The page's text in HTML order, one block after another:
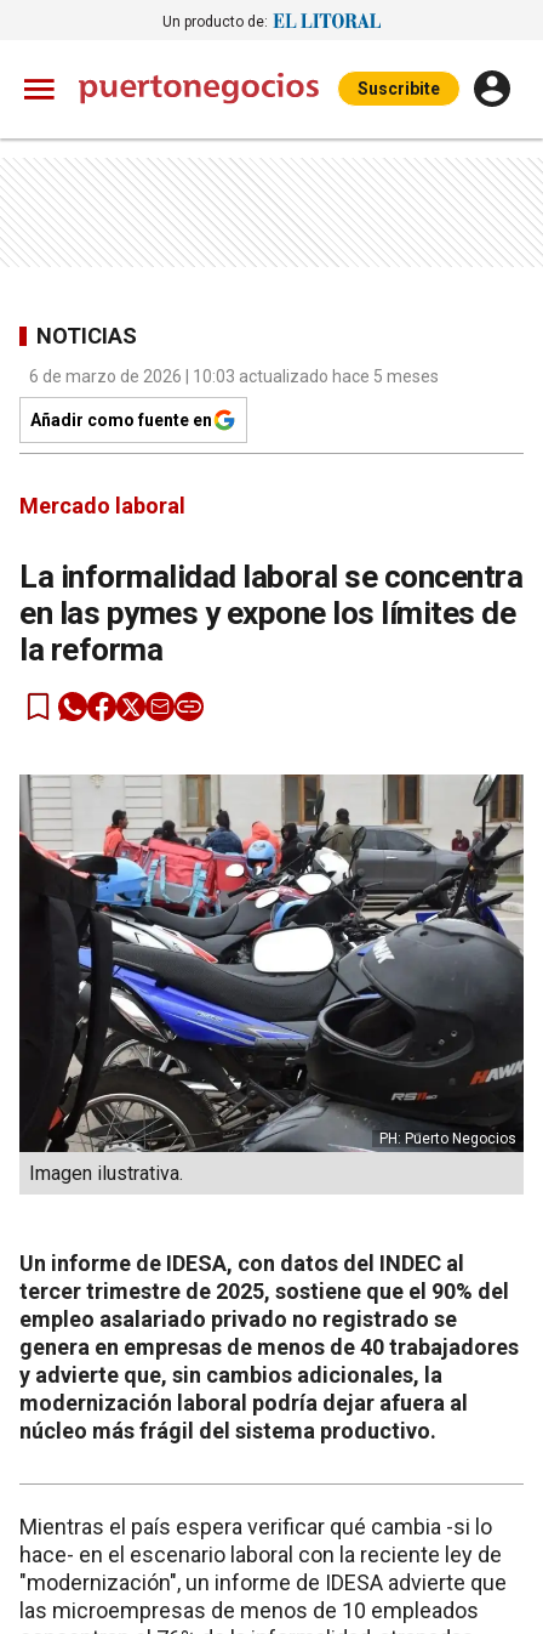
Un producto de:
Suscribite
NOTICIAS
6 de marzo de 2026 | 10:03 actualizado hace 5 meses
Añadir como fuente en
Mercado laboral
La informalidad laboral se concentra
en las pymes y expone los límites de
la reforma
Imagen ilustrativa.
PH: Puerto Negocios
Un informe de IDESA, con datos del INDEC al
tercer trimestre de 2025, sostiene que el 90% del
empleo asalariado privado no registrado se
genera en empresas de menos de 40 trabajadores
y advierte que, sin cambios adicionales, la
modernización laboral podría dejar afuera al
núcleo más frágil del sistema productivo.
Mientras el país espera verificar qué cambia -si lo
hace- en el escenario laboral con la reciente ley de
"modernización", un informe de IDESA advierte que
las microempresas de menos de 10 empleados